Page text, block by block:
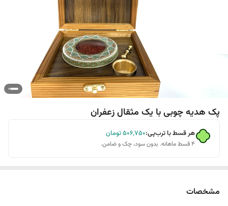
پک هدیه چوبی با یک مثقال زعفران
هر قسط با ترب‌پی:۵۰۶٬۷۵۰تومان
۴ قسط ماهانه. بدون سود، چک و ضامن.
مشخصات